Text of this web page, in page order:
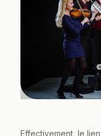
Effectivement, le